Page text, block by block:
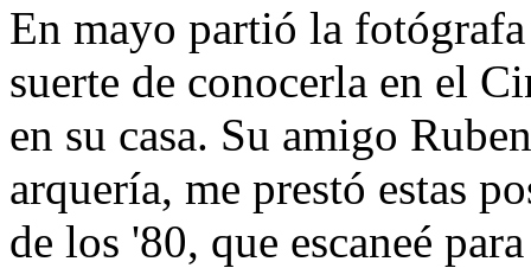
En mayo partió la
suerte de conocerla en el
en su casa. Su amigo
arquería, me prestó estas
de los '80, que escaneé